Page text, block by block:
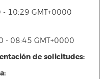
- 10:29 GMT+0000
- 08:45 GMT+0000
de solicitudes: